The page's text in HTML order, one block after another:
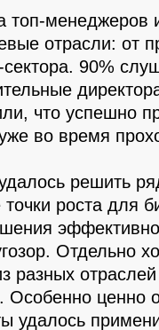
менеджеров
отрасли: от
90%
что успешно
во время
решить
роста для
Отдельно
разных
ценно
удалось